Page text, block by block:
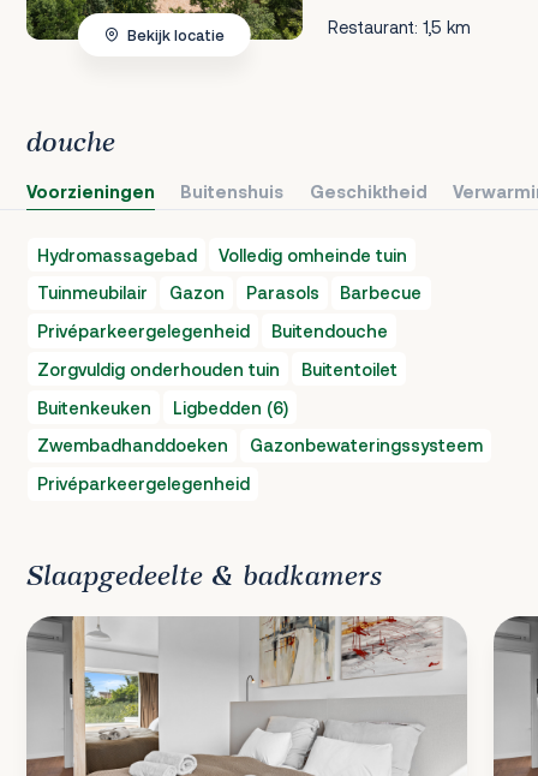
Restaurant: 1,5 km
Bekijk locatie
douche
Voorzieningen Buitenshuis Geschiktheid
Hydromassagebad
Volledig omheinde tuin
Tuinmeubilair
Gazon Parasols
Barbecue
Privéparkeergelegenheid
Buitendouche
Zorgvuldig onderhouden tuin
Buitentoilet
Buitenkeuken
Ligbedden (6)
Zwembadhanddoeken
Gazonbewateringssysteem
Privéparkeergelegenheid
Slaapgedeelte & badkamers